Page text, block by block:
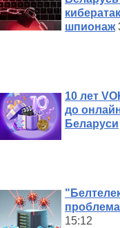
шпионаж
10 лет
до
Беларуси
15:12